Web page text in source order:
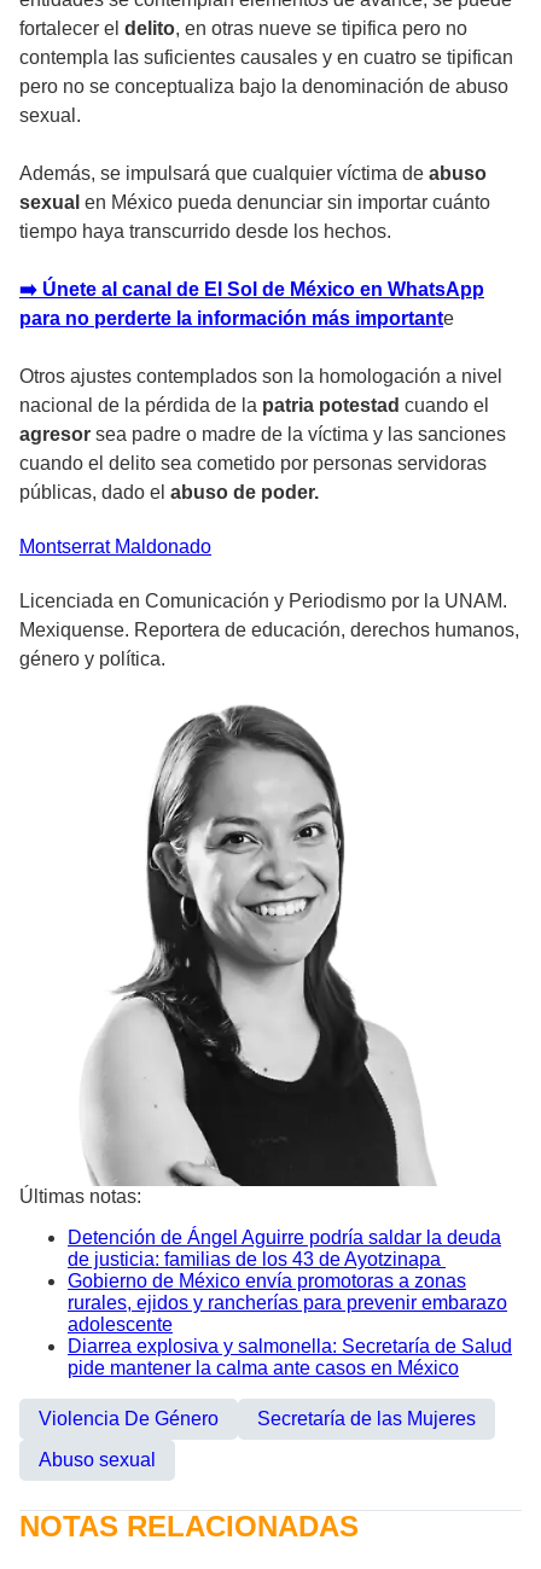
fortalecer el delito, en otras nueve se tipifica pero no
contempla las suficientes causales y en cuatro se tipifican
pero no se conceptualiza bajo la denominación de abuso
sexual.
Además, se impulsará que cualquier víctima de abuso
sexual en México pueda denunciar sin importar cuánto
tiempo haya transcurrido desde los hechos.
➡️ Únete al canal de El Sol de México en WhatsApp
para no perderte la información más importante
Otros ajustes contemplados son la homologación a nivel
nacional de la pérdida de la patria potestad cuando el
agresor sea padre o madre de la víctima y las sanciones
cuando el delito sea cometido por personas servidoras
públicas, dado el abuso de poder.
Montserrat Maldonado
Licenciada en Comunicación y Periodismo por la UNAM.
Mexiquense. Reportera de educación, derechos humanos,
género y política.
Últimas notas:
Detención de Ángel Aguirre podría saldar la deuda
de justicia: familias de los 43 de Ayotzinapa
Gobierno de México envía promotoras a zonas
rurales, ejidos y rancherías para prevenir embarazo
adolescente
Diarrea explosiva y salmonella: Secretaría de Salud
pide mantener la calma ante casos en México
Violencia De Género
Secretaría de las Mujeres
Abuso sexual
NOTAS RELACIONADAS